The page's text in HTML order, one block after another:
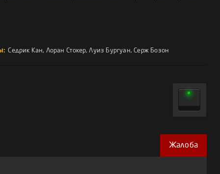
Седрик Кан, Лоран Стокер,Луиз Бургуан,Серж Бозон
Жалоба